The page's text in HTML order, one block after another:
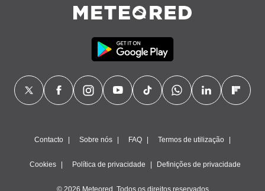
Contacto Sobre nós FAQ Termos de utilização
Cookies Política de privacidade Definições de privacidade
© 2026 Meteored. Todos os direitos reservados